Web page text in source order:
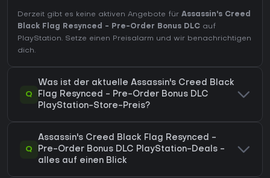
Derzeit gibt es keine aktiven Angebote für Assassin's Creed
Black Flag Resynced - Pre-Order Bonus DLC auf
PlayStation. Setze einen Preisalarm und wir benachrichtigen
dich.
Q
Was ist der aktuelle Assassin's Creed Black
Flag Resynced - Pre-Order Bonus DLC
PlayStation-Store-Preis?
Q
Assassin's Creed Black Flag Resynced -
Pre-Order Bonus DLC PlayStation-Deals -
alles auf einen Blick